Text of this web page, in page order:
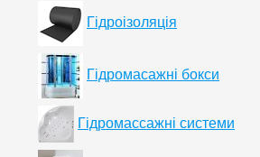
Гідроізоляція
Гідромасажні бокси
Гідромассажні системи